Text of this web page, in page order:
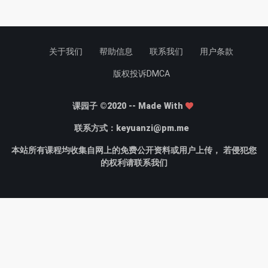
关于我们 帮助信息 联系我们 用户条款
版权投诉DMCA
课园子 ©2020 -- Made With
联系方式： keyuanzi@pm.me
本站所有课程均收集自网上的免费公开资料或用户上传， 若侵犯您
的权利请联系我们